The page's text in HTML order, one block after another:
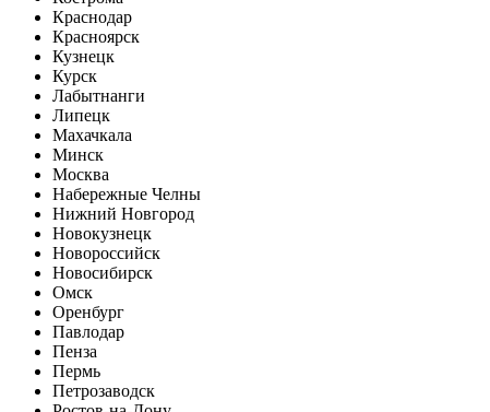
Краснодар
Красноярск
Кузнецк
Курск
Лабытнанги
Липецк
Махачкала
Минск
Москва
Набережные Челны
Нижний Новгород
Новокузнецк
Новороссийск
Новосибирск
Омск
Оренбург
Павлодар
Пенза
Пермь
Петрозаводск